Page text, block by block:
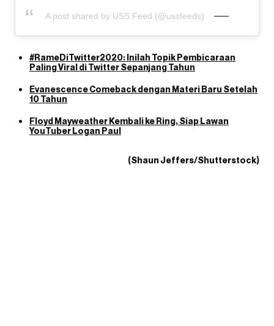
A post shared by USS Feed (@ussfeeds)
#RameDiTwitter2020: Inilah Topik Pembicaraan
Paling Viral di Twitter Sepanjang Tahun
Evanescence Comeback dengan Materi Baru Setelah
10 Tahun
Floyd Mayweather Kembali ke Ring, Siap Lawan
YouTuber Logan Paul
(Shaun Jeffers/Shutterstock)